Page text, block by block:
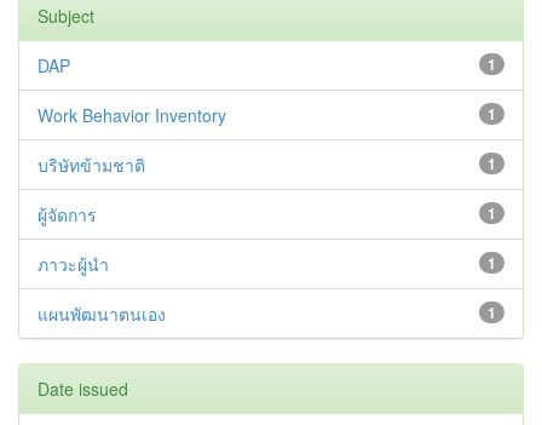
Subject
1
DAP
1
Work Behavior Inventory
1
บริษัทข้ามชาติ
1
ผู้จัดการ
1
ภาวะผู้นำ
1
แผนพัฒนาตนเอง
Date issued